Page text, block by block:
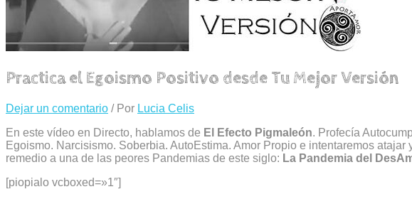
Practica el Egoismo Positivo desde Tu Mejor Versión
Dejar un comentario / Por Lucia Celis
En este vídeo en Directo, hablamos de El Efecto Pigmaleón. Profecía
Egoismo. Narcisismo. Soberbia. AutoEstima. Amor Propio e intentaremos atajar
remedio a una de las peores Pandemias de este siglo: La Pandemia del
[piopialo vcboxed=»1″]